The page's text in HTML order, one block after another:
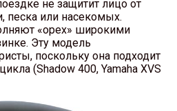
не защитит лицо от
песка или насекомых.
«орех» широкими
Эту модель
поскольку она подходит
(Shadow 400, Yamaha XVS